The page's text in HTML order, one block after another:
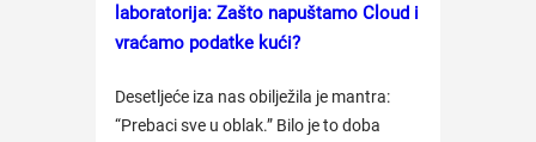
laboratorija: Zašto napuštamo Cloud i
vraćamo podatke kući?
Desetljeće iza nas obilježila je mantra:
“Prebaci sve u oblak.” Bilo je to doba